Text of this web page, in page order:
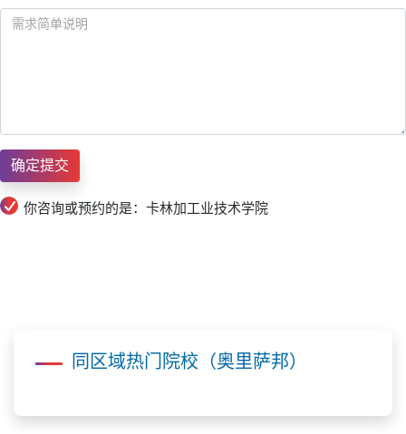
你咨询或预约的是：卡林加工业技术学院
同区域热门院校（奥里萨邦）